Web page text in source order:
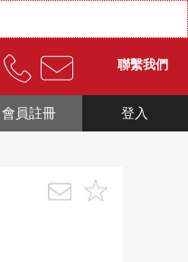
聯繫我們
登入
會員註冊